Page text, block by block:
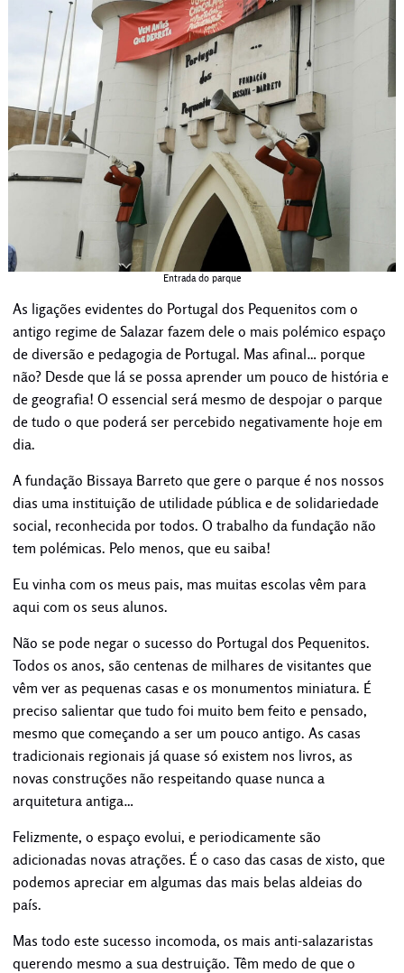
Entrada do parque
As ligações evidentes do Portugal dos Pequenitos com o
antigo regime de Salazar fazem dele o mais polémico espaço
de diversão e pedagogia de Portugal. Mas afinal… porque
não? Desde que lá se possa aprender um pouco de história e
de geografia! O essencial será mesmo de despojar o parque
de tudo o que poderá ser percebido negativamente hoje em
dia.
A fundação Bissaya Barreto que gere o parque é nos nossos
dias uma instituição de utilidade pública e de solidariedade
social, reconhecida por todos. O trabalho da fundação não
tem polémicas. Pelo menos, que eu saiba!
Eu vinha com os meus pais, mas muitas escolas vêm para
aqui com os seus alunos.
Não se pode negar o sucesso do Portugal dos Pequenitos.
Todos os anos, são centenas de milhares de visitantes que
vêm ver as pequenas casas e os monumentos miniatura. É
preciso salientar que tudo foi muito bem feito e pensado,
mesmo que começando a ser um pouco antigo. As casas
tradicionais regionais já quase só existem nos livros, as
novas construções não respeitando quase nunca a
arquitetura antiga…
Felizmente, o espaço evolui, e periodicamente são
adicionadas novas atrações. É o caso das casas de xisto, que
podemos apreciar em algumas das mais belas aldeias do
país.
Mas todo este sucesso incomoda, os mais anti-salazaristas
querendo mesmo a sua destruição. Têm medo de que o